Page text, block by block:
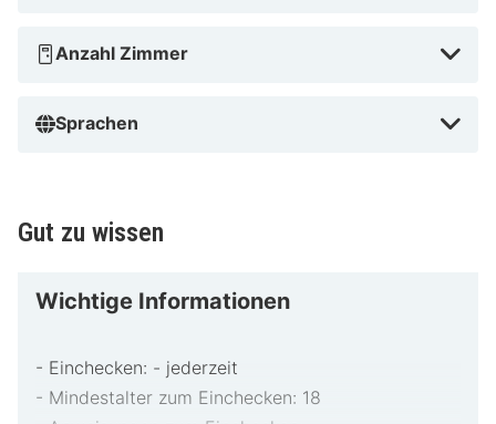
Anzahl Zimmer
Sprachen
Gut zu wissen
Wichtige Informationen
- Einchecken: - jederzeit
- Mindestalter zum Einchecken: 18